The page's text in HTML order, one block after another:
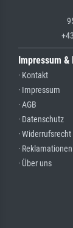
Impressum
· Kontakt
· Impressum
· AGB
· Datenschutz
· Widerrufsrecht
· Reklamationen
· Über uns